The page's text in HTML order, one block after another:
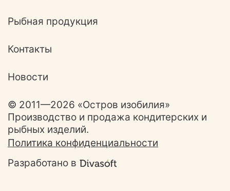
© 2011—2026 «Остров изобилия»
Производство и продажа кондитерских и
рыбных изделий.
Политика конфиденциальности
Разработано в
Рыбная продукция
Контакты
Новости